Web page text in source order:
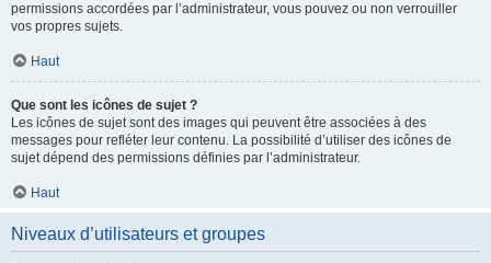
permissions accordées par l’administrateur, vous pouvez ou non verrouiller
vos propres sujets.
Haut
Que sont les icônes de sujet ?
Les icônes de sujet sont des images qui peuvent être associées à des
messages pour refléter leur contenu. La possibilité d’utiliser des icônes de
sujet dépend des permissions définies par l’administrateur.
Haut
Niveaux d’utilisateurs et groupes